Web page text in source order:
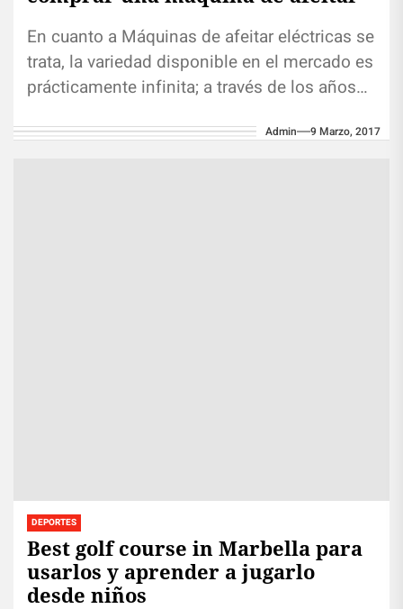
En cuanto a Máquinas de afeitar eléctricas se
trata, la variedad disponible en el mercado es
prácticamente infinita; a través de los años
Admin 9 Marzo, 2017
DEPORTES
Best golf course in Marbella para
usarlos y aprender a jugarlo
desde niños